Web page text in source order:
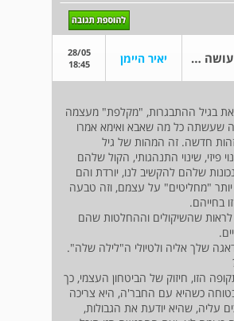
ילדה שעושה מה שבא לה יאיר היימן
28/05
18:45
בגיל ההתבגרות, "מקלפת" מעצמה
שעשתה כל מה שאבא ואימא אמרו
חדשה. זה המהות של גיל
פיזי, שינוי התנהגותי, הקול שלהם
שלהם להקשיב לנו, יורדת והם
יותר "מחליטים" על עצמם, וזה טבעה
בחייהם.
לראות שהשיקולים וההחלטות שהם
שלך אליה ולטיולי ה"לילה שלה".
הזו, חיזוק של הביטחון העצמי, כך
כשהיא עם החבר'ה, היא צריכה
עליה, שהיא יודעת את הגבולות,